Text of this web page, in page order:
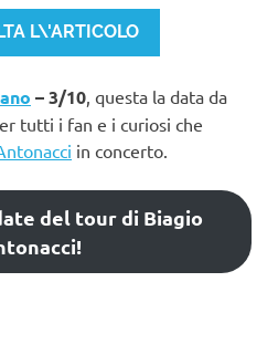
L\'ARTICOLO
– 3/10 , questa la data da
tutti i fan e i curiosi che
in concerto.
del tour di Biagio